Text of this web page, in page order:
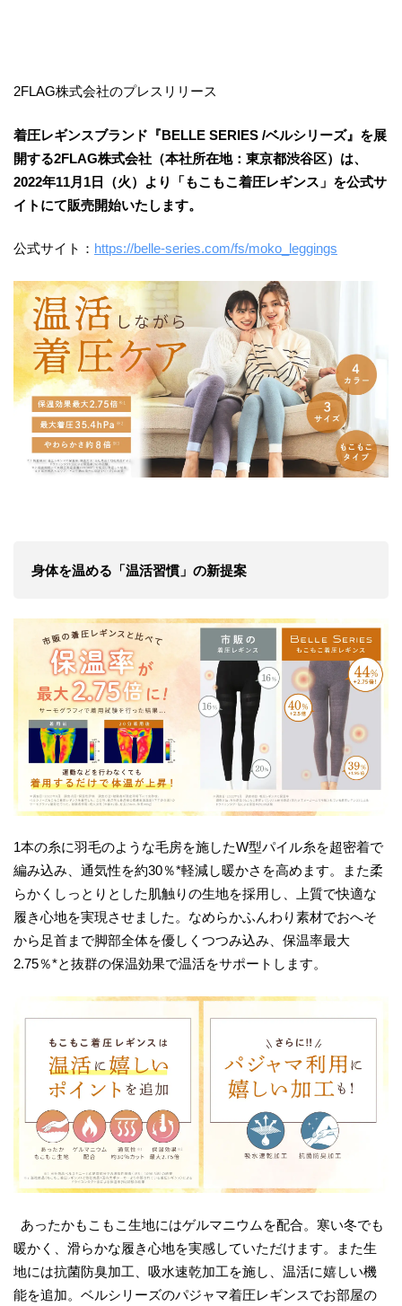
2FLAG株式会社のプレスリリース
着圧レギンスブランド『BELLE SERIES /ベルシリーズ』を展
開する2FLAG株式会社（本社所在地：東京都渋谷区）は、
2022年11月1日（火）より「もこもこ着圧レギンス」を公式サ
イトにて販売開始いたします。
公式サイト： https://belle-series.com/fs/moko_leggings
身体を温める「温活習慣」の新提案
1本の糸に羽毛のような毛房を施したW型パイル糸を超密着で
編み込み、通気性を約30％*軽減し暖かさを高めます。また柔
らかくしっとりとした肌触りの生地を採用し、上質で快適な
履き心地を実現させました。なめらかふんわり素材でおへそ
から足首まで脚部全体を優しくつつみ込み、保温率最大
2.75％*と抜群の保温効果で温活をサポートします。
あったかもこもこ生地にはゲルマニウムを配合。寒い冬でも
暖かく、滑らかな履き心地を実感していただけます。また生
地には抗菌防臭加工、吸水速乾加工を施し、温活に嬉しい機
能を追加。ベルシリーズのパジャマ着圧レギンスでお部屋の